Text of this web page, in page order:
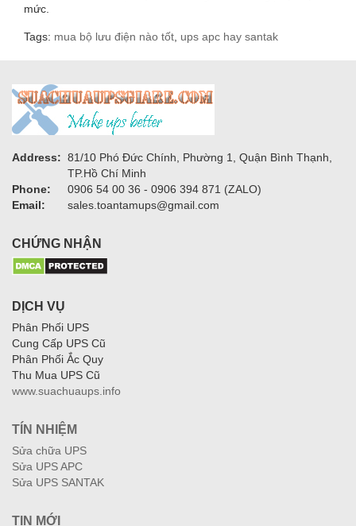
mức.
Tags: mua bộ lưu điện nào tốt ups apc hay santak
Address: 81/10 Phó Đức Chính, Phường 1, Quận Bình Thạnh,
TP.Hồ Chí Minh
Phone:
0906 54 00 36 - 0906 394 871 (ZALO)
Email:
sales.toantamups@gmail.com
CHỨNG NHẬN
DỊCH VỤ
Phân Phối UPS
Cung Cấp UPS Cũ
Phân Phối Ắc Quy
Thu Mua UPS Cũ
www.suachuaups.info
TÍN NHIỆM
Sửa chữa UPS
Sửa UPS APC
Sửa UPS SANTAK
TIN MỚI